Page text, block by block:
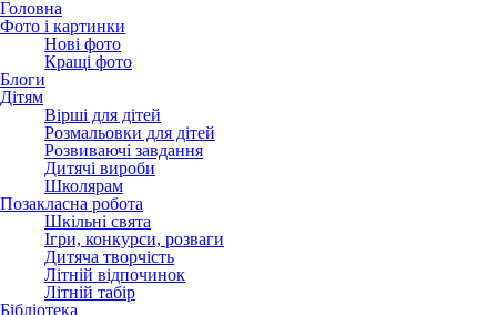
Головна
Фото і картинки
Нові фото
Кращі фото
Блоги
Дітям
Вірші для дітей
Розмальовки для дітей
Розвиваючі завдання
Дитячі вироби
Школярам
Позакласна робота
Шкільні свята
Ігри, конкурси, розваги
Дитяча творчість
Літній відпочинок
Літній табір
Бібліотека